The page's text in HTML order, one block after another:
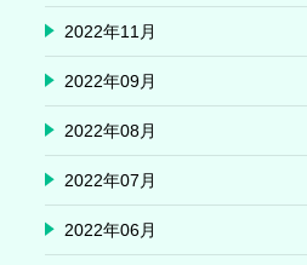
2022年11月
2022年09月
2022年08月
2022年07月
2022年06月